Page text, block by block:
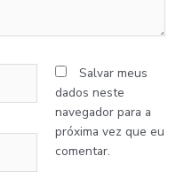
Salvar meus
dados neste
navegador para a
próxima vez que eu
comentar.